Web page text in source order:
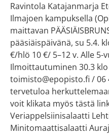
Ravintola Katajanmarja
Ilmajoen kampuksella
maittavan
pääsiäispäivänä, su 5.4.
€/hlö 10 €/ 5–12 v. Alle
Ilmoittautuminen 30.3
toimisto@epopisto.fi / 06
tervetuloa
voit klikata myös tästä
Veriappelsiinisalaatti
Minitomaattisalaatti